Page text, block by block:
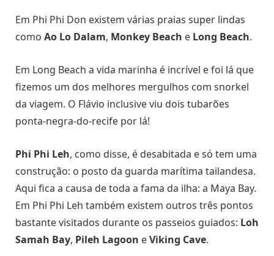
Em Phi Phi Don existem várias praias super lindas
como Ao Lo Dalam, Monkey Beach e Long Beach.
Em Long Beach a vida marinha é incrível e foi lá que
fizemos um dos melhores mergulhos com snorkel
da viagem. O Flávio inclusive viu dois tubarões
ponta-negra-do-recife por lá!
Phi Phi Leh, como disse, é desabitada e só tem uma
construção: o posto da guarda marítima tailandesa.
Aqui fica a causa de toda a fama da ilha: a Maya Bay.
Em Phi Phi Leh também existem outros três pontos
bastante visitados durante os passeios guiados: Loh
Samah Bay, Pileh Lagoon eViking Cave.